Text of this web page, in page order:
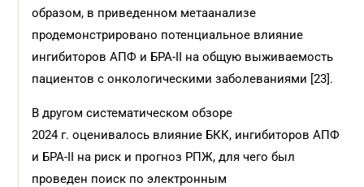
образом, в приведенном метаанализе
продемонстрировано потенциальное влияние
ингибиторов АПФ и БРА-II на общую выживаемость
пациентов с онкологическими заболеваниями [23].
В другом систематическом обзоре
2024 г. оценивалось влияние БКК, ингибиторов АПФ
и БРА-II на риск и прогноз РПЖ, для чего был
проведен поиск по электронным